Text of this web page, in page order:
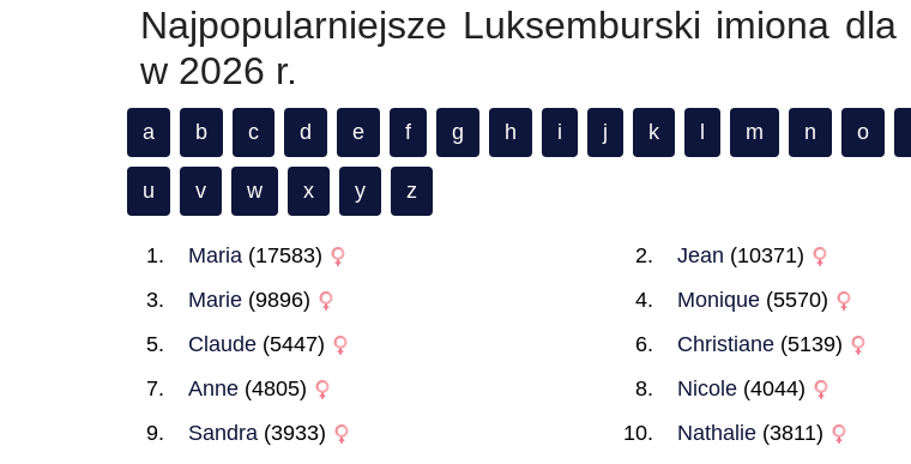
Najpopularniejsze Luksemburski imiona dla
w 2026 r.
a b c d e f g h i j k m n o
u v w x y z
Maria (17583) Jean (10371)
Marie (9896) Monique(5570)
Claude (5447) Christiane(5139)
Anne (4805) Nicole(4044)
Sandra (3933) Nathalie(3811)